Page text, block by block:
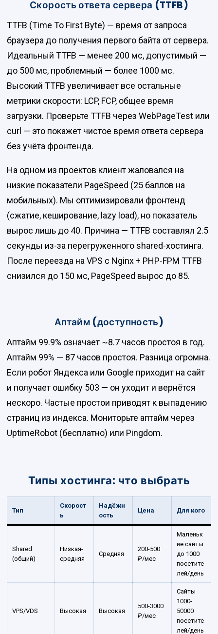
Скорость ответа сервера (TTFB)
TTFB (Time To First Byte) — время от запроса
браузера до получения первого байта от сервера.
Идеальный TTFB — менее 200 мс, допустимый —
до 500 мс, проблемный — более 1000 мс.
Высокий TTFB увеличивает все остальные
метрики скорости: LCP, FCP, общее время
загрузки. Проверьте TTFB через WebPageTest или
curl — это покажет чистое время ответа сервера
без учёта фронтенда.
На одном из проектов клиент жаловался на
низкие показатели PageSpeed (25 баллов на
мобильных). Мы оптимизировали фронтенд
(сжатие, кеширование, lazy load), но показатель
вырос лишь до 40. Причина — TTFB составлял 2.5
секунды из-за перегруженного shared-хостинга.
После переезда на VPS с Nginx + PHP-FPM TTFB
снизился до 150 мс, PageSpeed вырос до 85.
Аптайм (доступность)
Аптайм 99.9% означает ~8.7 часов простоя в год.
Аптайм 99% — 87 часов простоя. Разница огромна.
Если робот Яндекса или Google приходит на сайт
и получает ошибку 503 — он уходит и вернётся
нескоро. Частые простои приводят к выпадению
страниц из индекса. Мониторьте аптайм через
UptimeRobot (бесплатно) или Pingdom.
Типы хостинга: что выбрать
Тип
Скорост
ь
Надёжн
ость
Цена Для кого
Shared
(общий)
Низкая-
средняя
Средняя
200-500
₽/мес
Маленьк
ие сайты
до 1000
посетите
лей/день
VPS/VDS Высокая Высокая
500-3000
₽/мес
Сайты
1000-
50000
посетите
лей/день